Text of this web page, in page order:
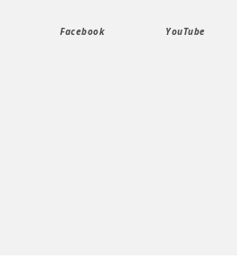
Facebook YouTube